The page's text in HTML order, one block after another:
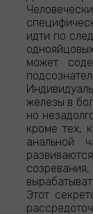
идти по
может
железы в
но
кроме тех,
анальной
Этот